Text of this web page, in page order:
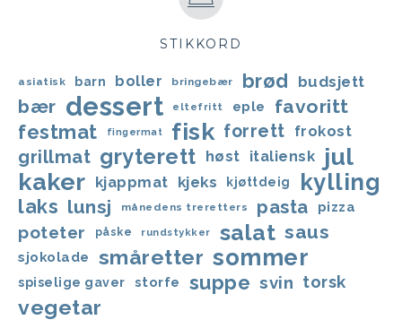
STIKKORD
asiatisk barn boller bringebær brød budsjett
bær dessert eltefritt eple favoritt
festmat fingermat fisk forrett frokost
grillmat gryterett høst italiensk
jul
kaker kjappmat kjeks kjøttdeig kylling
laks lunsj månedens treretters pasta pizza
poteter påske rundstykker salat saus
sjokolade småretter sommer
spiselige gaver storfe suppe svin torsk
vegetar